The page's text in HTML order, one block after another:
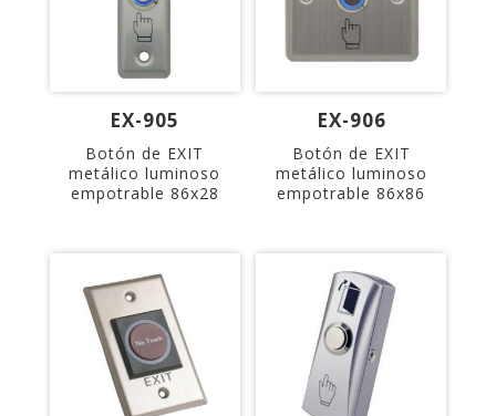
EX-905
Botón de EXIT
metálico luminoso
empotrable 86x28
EX-906
Botón de EXIT
metálico luminoso
empotrable 86x86